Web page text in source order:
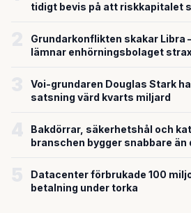
tidigt bevis på att riskkapitalet
Grundarkonflikten skakar Libra
lämnar enhörningsbolaget
Voi-grundaren Douglas Stark
satsning värd kvarts miljard
Bakdörrar, säkerhetshål och
branschen bygger snabbare än
Datacenter förbrukade 100
betalning under torka